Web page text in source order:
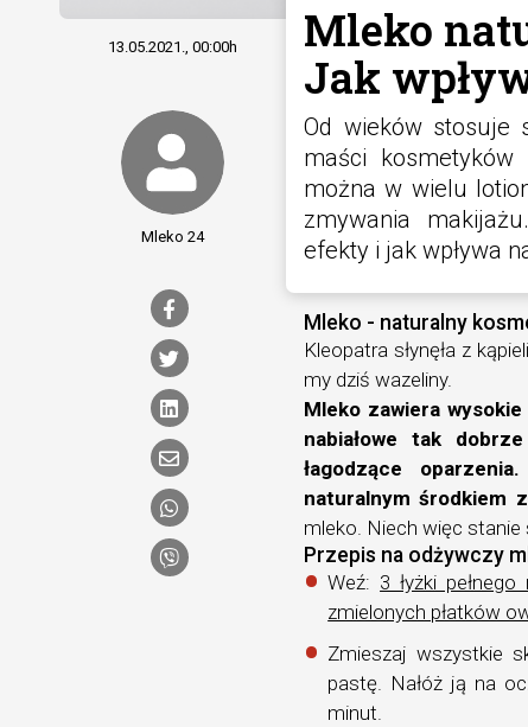
Mleko
Jak
Od wieków stosuje
maści
można w wielu
zmywania
efekty i jak wpływa
13.05.2021., 00:00h
Mleko 24
Mleko - naturalny
Kleopatra słynęła z
my dziś wazeliny.
Mleko zawiera
nabiałowe tak
łagodzące
naturalnym środkiem
mleko. Niech więc stanie
Przepis na odżywczy
Weź: 3 łyżki
zmielonych płatków
Zmieszaj wszystkie
pastę. Nałóż ją na
minut.